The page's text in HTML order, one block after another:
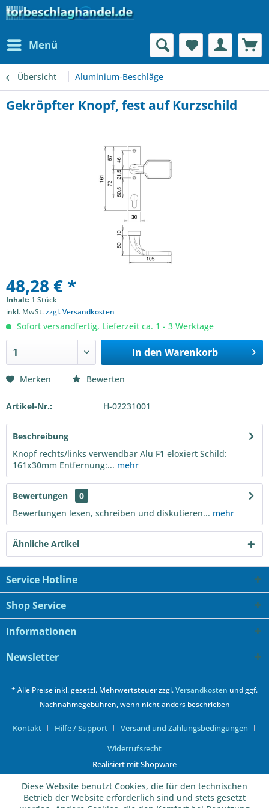
Menü
Übersicht Aluminium-Beschläge
Gekröpfter Knopf, fest auf Kurzschild
48,28 € *
Inhalt: 1 Stück
inkl. MwSt.zzgl. Versandkosten
Sofort versandfertig, Lieferzeit ca. 1 - 3 Werktage
In den Warenkorb
Merken Bewerten
Artikel-Nr.: H-02231001
Beschreibung
Knopf rechts/links verwendbar Alu F1 eloxiert Schild:
161x30mm Entfernung:... mehr
Bewertungen
0
Bewertungen lesen, schreiben und diskutieren... mehr
Ähnliche Artikel
Service Hotline
Shop Service
Informationen
Newsletter
* Alle Preise inkl. gesetzl. Mehrwertsteuer zzgl.Versandkosten und ggf.
Nachnahmegebühren, wenn nicht anders beschrieben
Kontakt Hilfe / Support
Versand und Zahlungsbedingungen
Widerrufsrecht
Realisiert mit Shopware
Diese Website benutzt Cookies, die für den technischen
Betrieb der Website erforderlich sind und stets gesetzt